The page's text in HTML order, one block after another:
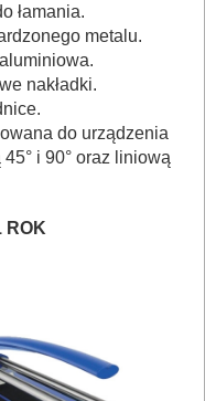
łamania.
metalu.
nakładki.
do urządzenia
i 90° oraz liniową
ROK